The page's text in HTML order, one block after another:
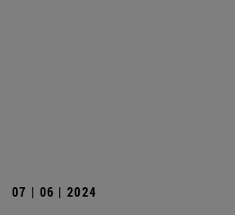
07 | 06 | 2024